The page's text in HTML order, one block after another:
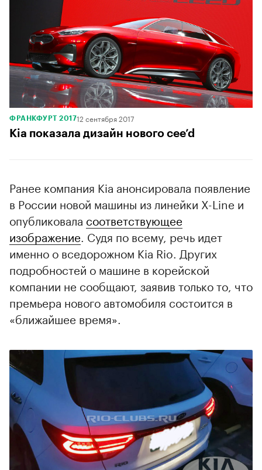
ФРАНКФУРТ 201712 сентября 2017
Kia показала дизайн нового cee’d
Ранее компания Kia анонсировала появление
в России новой машины из линейки X-Line и
опубликовала соответствующее
изображение . Судя по всему, речь идет
именно о вседорожном Kia Rio. Других
подробностей о машине в корейской
компании не сообщают, заявив только то, что
премьера нового автомобиля состоится в
«ближайшее время».